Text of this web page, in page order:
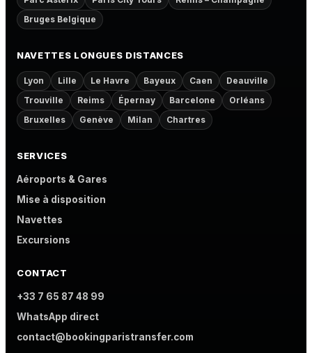
Bruges Belgique
NAVETTES LONGUES DISTANCES
Lyon Lille Le Havre Bayeux Caen
Deauville
Trouville
Reims Épernay Barcelone
Orléans
Bruxelles
Genève Milan Chartres
SERVICES
Aéroports & Gares
Mise à disposition
Navettes
Excursions
CONTACT
+33 7 65 87 48 99
WhatsApp direct
contact@bookingparistransfer.com